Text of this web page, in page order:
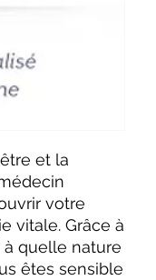
et la
votre
vitale. Grâce à
quelle nature
êtes sensible